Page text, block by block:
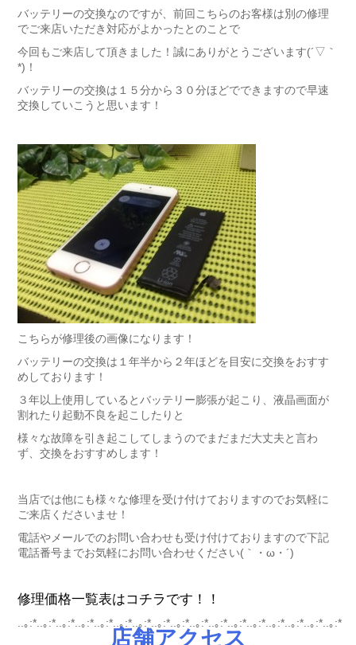
バッテリーの交換なのですが、前回こちらのお客様は別の修理
でご来店いただき対応がよかったとのことで
今回もご来店して頂きました！誠にありがとうございます(´▽｀
*)！
バッテリーの交換は１５分から３０分ほどでできますので早速
交換していこうと思います！
こちらが修理後の画像になります！
バッテリーの交換は１年半から２年ほどを目安に交換をおすす
めしております！
３年以上使用しているとバッテリー膨張が起こり、液晶画面が
割れたり起動不良を起こしたりと
様々な故障を引き起こしてしまうのでまだまだ大丈夫と言わ
ず、交換をおすすめします！
当店では他にも様々な修理を受け付けておりますのでお気軽に
ご来店くださいませ！
電話やメールでのお問い合わせも受け付けておりますので下記
電話番号までお気軽にお問い合わせください(｀・ω・´)ゞ
修理価格一覧表はコチラです！！
..｡:*..｡:*..｡:*..｡:*..｡:*..｡:*..｡:*..｡:*..｡:*..｡:*..｡:*..｡:*..｡:*..｡:*..｡:*..｡:*..｡:*
店舗アクセス